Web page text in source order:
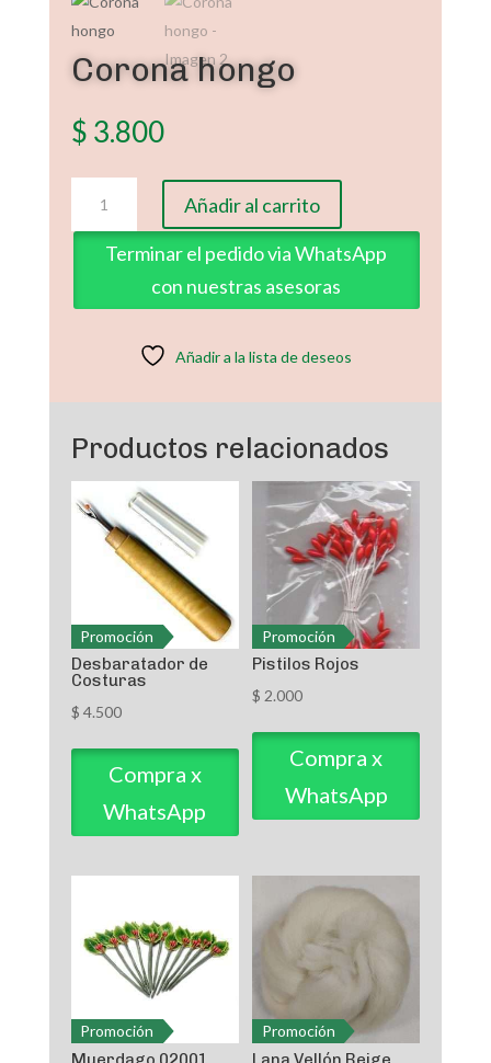
Corona hongo
$ 3.800
hongo
cantidad
Añadir al carrito
Terminar el pedido via WhatsApp
con nuestras asesoras
Añadir a la lista de deseos
Productos relacionados
Promoción
Desbaratador de
Costuras
$ 4.500
Compra x
WhatsApp
Promoción
Pistilos Rojos
$ 2.000
Compra x
WhatsApp
Promoción Promoción